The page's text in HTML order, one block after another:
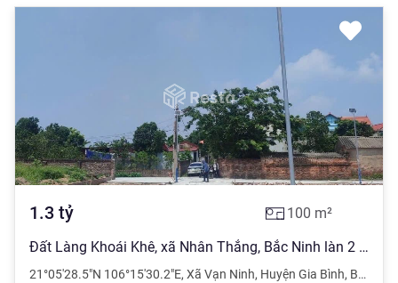
1.3 tỷ 100 m²
Đất Làng Khoái Khê, xã Nhân Thắng, Bắc Ninh làn 2 QL17 chỉ nhỉnh 1.3 tỷ, sẵn sổ hồng thổ cư
21°05'28.5"N 106°15'30.2"E, Xã Vạn Ninh, Huyện Gia Bình, Bắc Ninh